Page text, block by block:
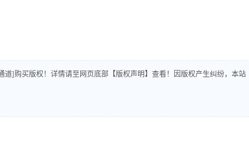
]购买版权！详情请至网页底部【版权声明】查看！因版权产生纠纷，本站